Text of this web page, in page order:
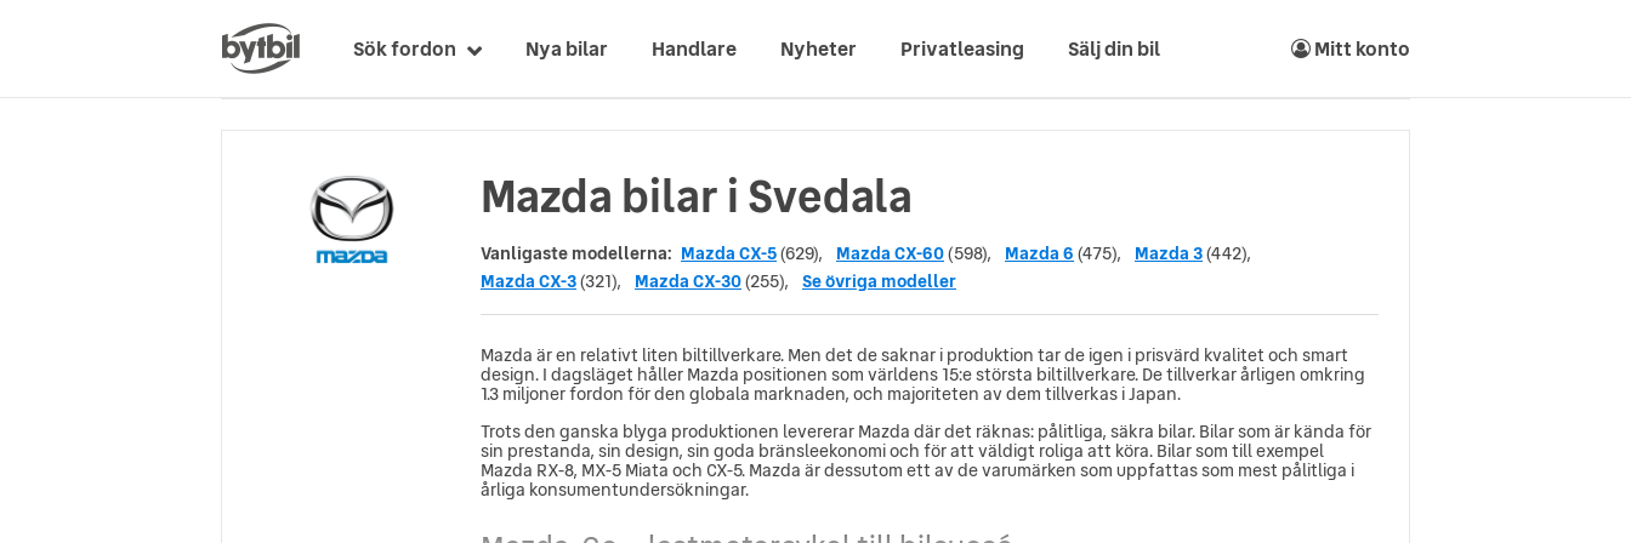
Sök fordon Nya bilar Handlare Nyheter Privatleasing Sälj din bil Mitt konto
Mazda bilar i Svedala
Vanligaste modellerna: Mazda CX-5(629), Mazda CX-60(598), Mazda 6 (475), Mazda 3(442),
Mazda CX-3(321), Mazda CX-30(255), Se övriga modeller
Mazda är en relativt liten biltillverkare. Men det de saknar i produktion tar de igen i prisvärd kvalitet och smart
design. I dagsläget håller Mazda positionen som världens 15:e största biltillverkare. De tillverkar årligen omkring
1.3 miljoner fordon för den globala marknaden, och majoriteten av dem tillverkas i Japan.
Trots den ganska blyga produktionen levererar Mazda där det räknas: pålitliga, säkra bilar. Bilar som är kända för
sin prestanda, sin design, sin goda bränsleekonomi och för att väldigt roliga att köra. Bilar som till exempel
Mazda RX-8, MX-5 Miata och CX-5. Mazda är dessutom ett av de varumärken som uppfattas som mest pålitliga i
årliga konsumentundersökningar.